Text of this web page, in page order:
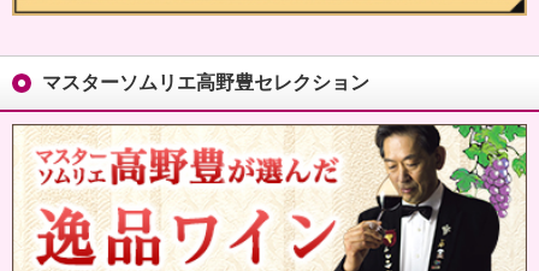
マスターソムリエ高野豊セレクション